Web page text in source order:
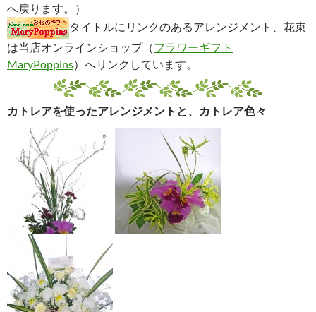
カトレアとシンビジウムのアレンジ/ カトレアとダリアの
アレンジ/ カトレアとアンスリウムのアレンジ